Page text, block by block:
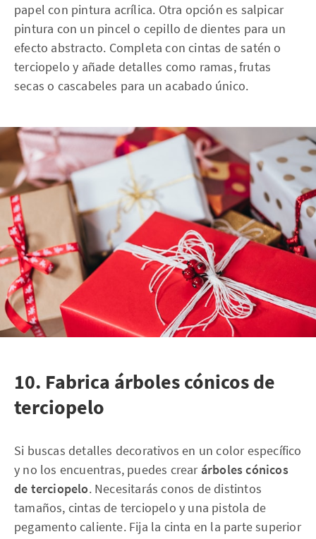
papel con pintura acrílica. Otra opción es salpicar
pintura con un pincel o cepillo de dientes para un
efecto abstracto. Completa con cintas de satén o
terciopelo y añade detalles como ramas, frutas
secas o cascabeles para un acabado único.
10. Fabrica árboles cónicos de
terciopelo
Si buscas detalles decorativos en un color específico
y no los encuentras, puedes crear árboles cónicos
de terciopelo. Necesitarás conos de distintos
tamaños, cintas de terciopelo y una pistola de
pegamento caliente. Fija la cinta en la parte superior